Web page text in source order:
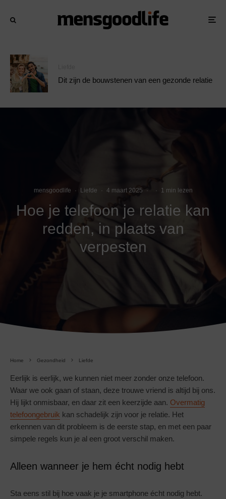
Dit zijn de bouwstenen van een gezonde relatie
mensgoodlife · Liefde · 4 maart 2025 · · 1 min lezen
Hoe je telefoon je relatie kan
redden, in plaats van
verpesten
Home Gezondheid Liefde
Eerlijk is eerlijk, we kunnen niet meer zonder onze telefoon.
Waar we ook gaan of staan, deze trouwe vriend is altijd bij ons.
Hij lijkt onmisbaar, en daar zit een keerzijde aan. Overmatig
telefoongebruik kan schadelijk zijn voor je relatie. Het
erkennen van dit probleem is de eerste stap, en met een paar
simpele regels kun je al een groot verschil maken.
Alleen wanneer je hem écht nodig hebt
Sta eens stil bij hoe vaak je je smartphone écht nodig hebt.